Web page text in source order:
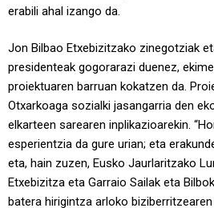
erabili ahal izango da.
Jon Bilbao Etxebizitzako zinegotziak
presidenteak gogorarazi duenez,
proiektuaren barruan kokatzen da.
Otxarkoaga sozialki jasangarria den
elkarteen sarearen inplikazioarekin.
esperientzia da gure urian; eta
eta, hain zuzen, Eusko Jaurlaritzako
Etxebizitza eta Garraio Sailak eta
batera hirigintza arloko